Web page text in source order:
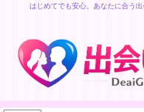
はじめてでも安心。あなたに合う出